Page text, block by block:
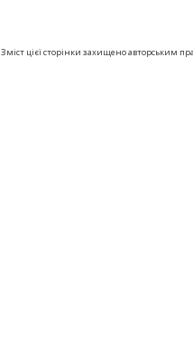
Зміст цієї сторінки захищено авторським